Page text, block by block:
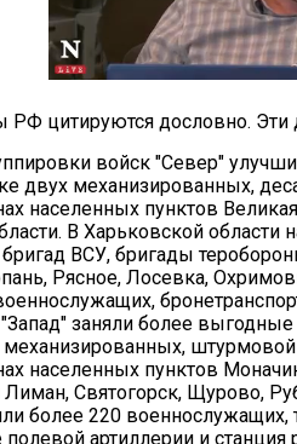
цитируются дословно.
войск "Север"
двух механизированных,
населенных пунктов
В Харьковской
ВСУ, бригады
Рясное, Лосевка,
заняли более
механизированных,
населенных пунктов
Святогорск, Щурово,
более 220
артиллерии и